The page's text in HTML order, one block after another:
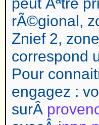
rÃ©gional,
Znief 2,
correspond
Pour
engagez :
surÂ